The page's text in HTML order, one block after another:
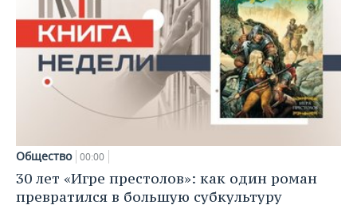
Общество 00:00
30 лет «Игре престолов»: как один роман
превратился в большую субкультуру